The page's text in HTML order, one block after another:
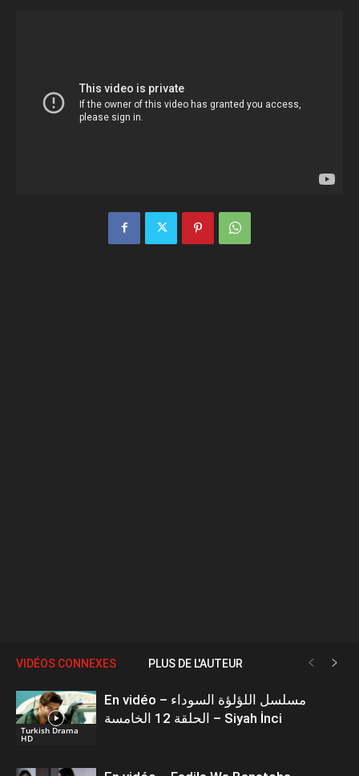
VIDÉOS CONNEXES PLUS DE L'AUTEUR
Turkish Drama
HD
En vidéo – مسلسل اللؤلؤة السوداء
الحلقة 12 الخامسة – Siyah İnci